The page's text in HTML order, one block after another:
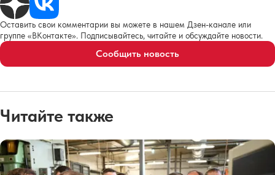
Оставить свои комментарии вы можете в нашем Дзен-канале или
группе «ВКонтакте». Подписывайтесь, читайте и обсуждайте новости.
Сообщить новость
Читайте также